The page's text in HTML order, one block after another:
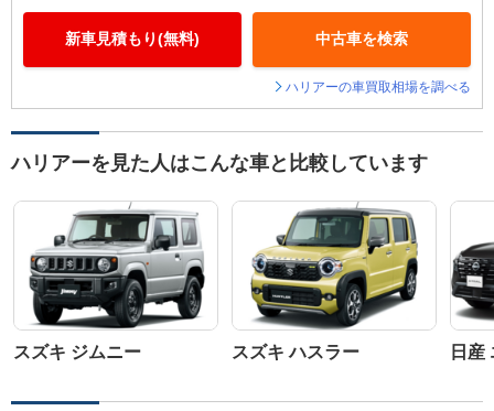
新車見積もり(無料) 中古車を検索
ハリアーの車買取相場を調べる
ハリアーを見た人はこんな車と比較しています
スズキ ジムニー スズキ ハスラー 日産